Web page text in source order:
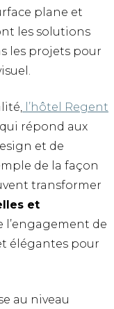
plane et
les solutions
les projets pour
l’hôtel Regent
répond aux
et de
de la façon
transformer
et
l’engagement de
élégantes pour
au niveau